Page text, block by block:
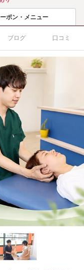
ポン・メニュー
ブログ 口コミ